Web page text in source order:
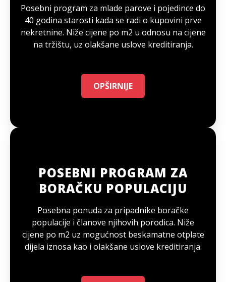
Posebni program za mlade parove i pojedince do
40 godina starosti kada se radi o kupovini prve
nekretnine. Niže cijene po m2 u odnosu na cijene
na tržištu, uz olakšane uslove kreditiranja.
OPŠIRNIJE
POSEBNI PROGRAM ZA
BORAČKU POPULACIJU
Posebna ponuda za pripadnike boračke
populacije i članove njihovih porodica. Niže
cijene po m2 uz mogućnost beskamatne otplate
dijela iznosa kao i olakšane uslove kreditiranja.